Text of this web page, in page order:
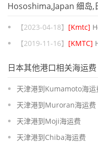
Hososhima,Japan 细岛,
【2023-04-18】 [Kmtc]
【2019-11-16】 [KMTC]
日本其他港口相关海运费
天津港到Kumamoto海运
天津港到Muroran海运费
天津港到Moji海运费
天津港到Chiba海运费